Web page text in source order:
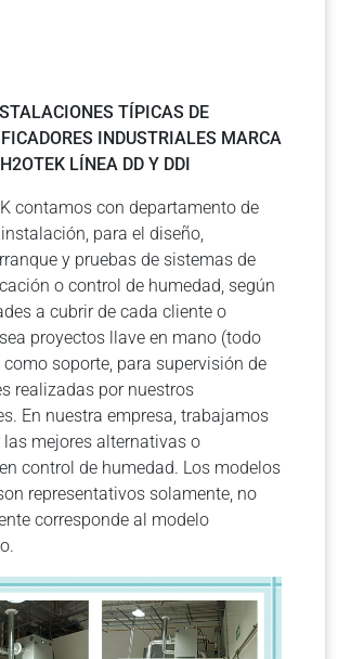
TÍPICAS DE
INDUSTRIALES MARCA
H2OTEK LÍNEA DD Y DDI
contamos con departamento de
instalación, para el diseño,
y pruebas de sistemas de
o control de humedad, según
a cubrir de cada cliente o
proyectos llave en mano (todo
soporte, para supervisión de
realizadas por nuestros
En nuestra empresa, trabajamos
las mejores alternativas o
control de humedad. Los modelos
representativos solamente, no
corresponde al modelo